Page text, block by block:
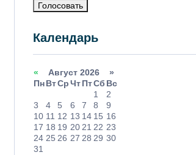
Голосовать
Календарь
« Август 2026 »
ПнВтСрЧтПтСб Вс
1
2
3
4 5 6 7 8
9
10 11 12 13 14 15 16
17 18 19 20 21 22 23
24 25 26 27 28 29 30
31